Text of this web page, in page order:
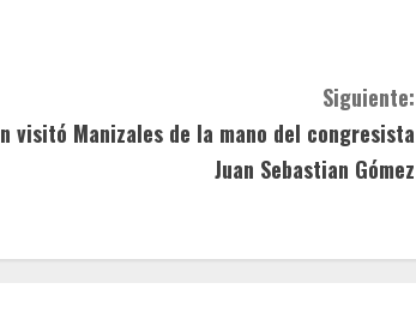
Siguiente:
visitó Manizales de la mano del congresista
Juan Sebastian Gómez